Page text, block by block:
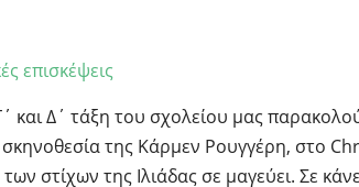
επισκέψεις
και Δ΄ τάξη του σχολείου μας
της Κάρμεν Ρουγγέρη, στο
στίχων της Ιλιάδας σε μαγεύει. Σε